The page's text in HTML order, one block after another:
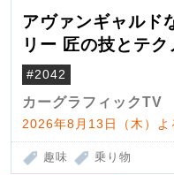
アヴァンギャルド
リー 匠の技とテ
界観
#2042
カーグラフィックTV
2026年8月13日（木）
趣味 乗り物